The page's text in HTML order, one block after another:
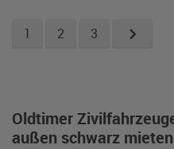
Oldtimer
außen schwarz mieten
1 2 3